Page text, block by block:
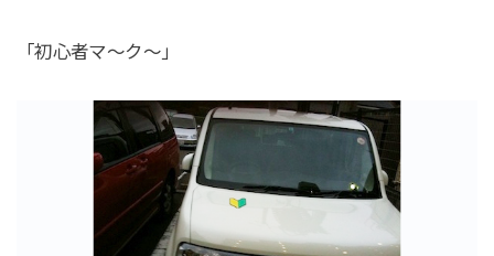
「初心者マ～ク～」